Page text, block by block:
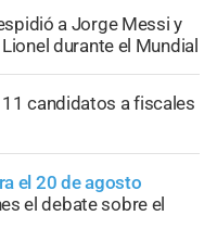
a Jorge Messi y
durante el Mundial
candidatos a fiscales
el 20 de agosto
el debate sobre el